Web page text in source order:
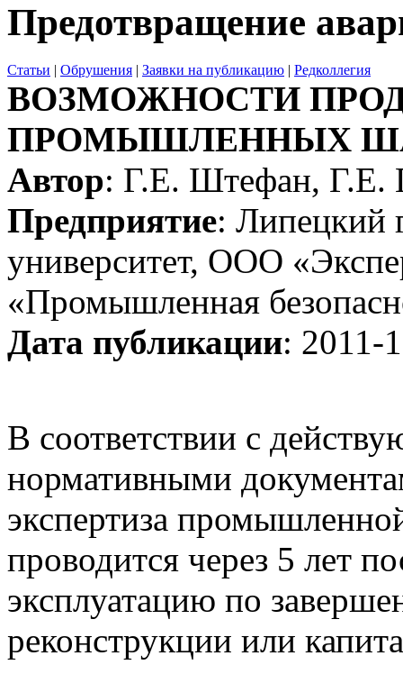
Предотвращение
Статьи | Обрушения | Заявки на публикацию | Редколлегия
ВОЗМОЖНОСТИ
ПРОМЫШЛЕННЫХ
Автор: Г.Е. Штефан, Г.Е.
Предприятие: Липецкий
университет, ООО
«Промышленная
Дата публикации: 2011-
В соответствии с
нормативными
экспертиза
проводится через 5 лет
эксплуатацию по
реконструкции или